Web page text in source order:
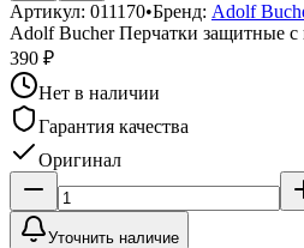
Артикул: 011170•Бренд: Adolf
Adolf Bucher Перчатки защитные
390 ₽
Нет в наличии
Гарантия качества
Оригинал
Уточнить наличие